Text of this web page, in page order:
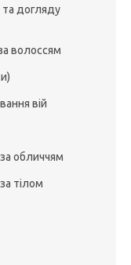
та догляду
волоссям
вій
обличчям
тілом